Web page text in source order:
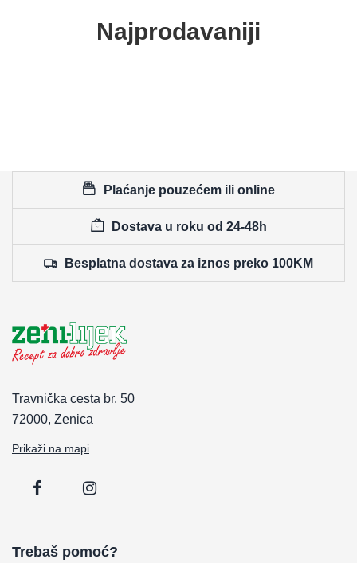
Najprodavaniji
Plaćanje pouzećem ili online
Dostava u roku od 24-48h
Besplatna dostava za iznos preko 100KM
Travnička cesta br. 50
72000, Zenica
Prikaži na mapi
Trebaš pomoć?